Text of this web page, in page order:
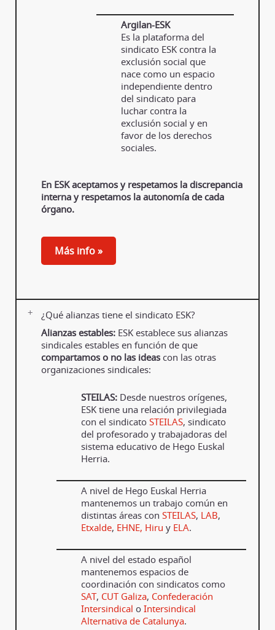
Argilan-ESK
Es la plataforma del
sindicato ESK contra la
exclusión social que
nace como un espacio
independiente dentro
del sindicato para
luchar contra la
exclusión social y en
favor de los derechos
sociales.
En ESK aceptamos y respetamos la discrepancia
interna y respetamos la autonomía de cada
órgano.
Más info »
¿Qué alianzas tiene el sindicato ESK?
Alianzas estables: ESK establece sus alianzas
sindicales estables en función de que
compartamos o no las ideas con las otras
organizaciones sindicales:
STEILAS: Desde nuestros orígenes,
ESK tiene una relación privilegiada
con el sindicato STEILAS, sindicato
del profesorado y trabajadoras del
sistema educativo de Hego Euskal
Herria.
A nivel de Hego Euskal Herria
mantenemos un trabajo común en
distintas áreas con STEILAS, LAB,
Etxalde, EHNE, Hiru y ELA.
A nivel del estado español
mantenemos espacios de
coordinación con sindicatos como
SAT, CUT Galiza, Confederación
Intersindical o Intersindical
Alternativa de Catalunya.